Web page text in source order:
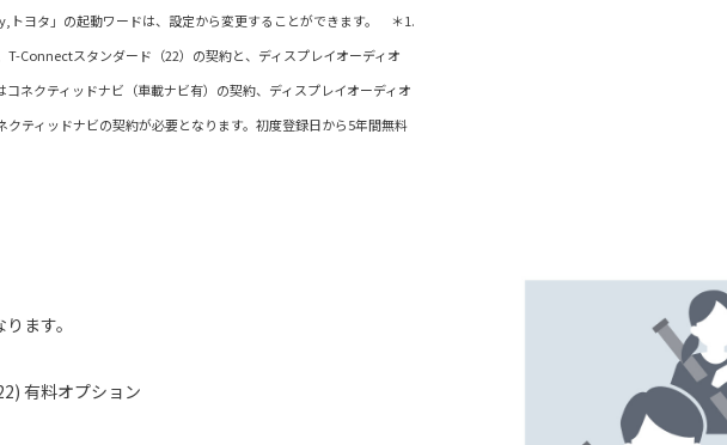
ヨタ」の起動ワードは、設定から変更することができます。 ＊1.
T-Connectスタンダード（22）の契約と、ディスプレイオーディオ
コネクティッドナビ（車載ナビ有）の契約、ディスプレイオーディオ
クティッドナビの契約が必要となります。初度登録日から5年間無料
ます。
有料オプション